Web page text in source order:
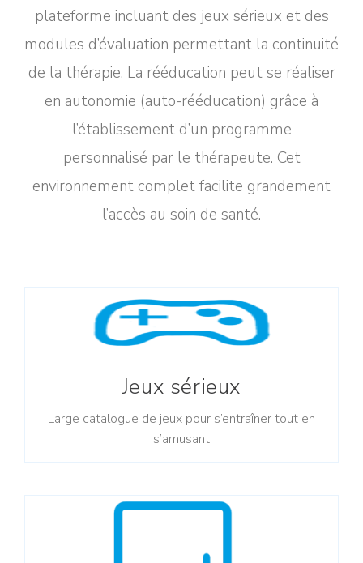
plateforme incluant des jeux sérieux et des
modules d’évaluation permettant la continuité
de la thérapie. La rééducation peut se réaliser
en autonomie (auto-rééducation) grâce à
l’établissement d’un programme
personnalisé par le thérapeute. Cet
environnement complet facilite grandement
l’accès au soin de santé.
Jeux sérieux
Large catalogue de jeux pour s’entraîner tout en
s’amusant